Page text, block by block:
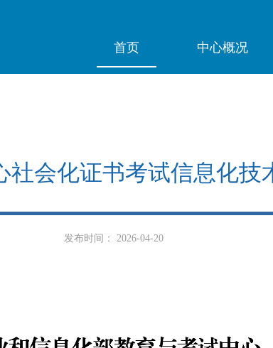
首页 中心概况
会化证书考试信息化技
发布时间： 2026-04-20